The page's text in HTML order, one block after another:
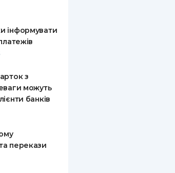
інформувати
з
можуть
банків
перекази